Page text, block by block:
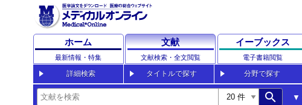
ホーム
最新情報・特集
文献
文献検索・全文閲覧
イーブックス
電子書籍閲覧
詳細検索 タイトルで探す 分野で探す
search